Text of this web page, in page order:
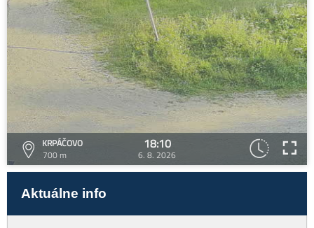
KRPÁČOVO
700 m
18:10
6. 8. 2026
Aktuálne info